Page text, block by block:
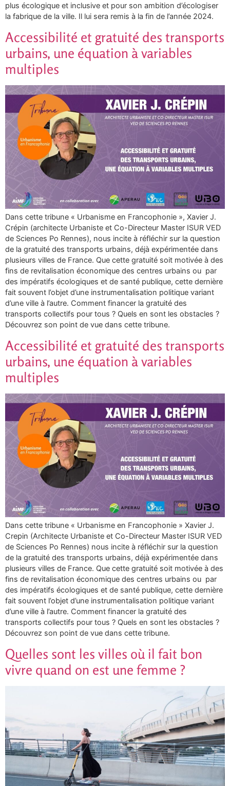
plus écologique et inclusive et pour son ambition d’écologiser
la fabrique de la ville. Il lui sera remis à la fin de l’année 2024.
Accessibilité et gratuité des transports
urbains, une équation à variables
multiples
Dans cette tribune « Urbanisme en Francophonie », Xavier J.
Crépin (architecte Urbaniste et Co-Directeur Master ISUR VED
de Sciences Po Rennes), nous incite à réfléchir sur la question
de la gratuité des transports urbains, déjà expérimentée dans
plusieurs villes de France. Que cette gratuité soit motivée à des
fins de revitalisation économique des centres urbains ou par
des impératifs écologiques et de santé publique, cette dernière
fait souvent l’objet d’une instrumentalisation politique variant
d’une ville à l’autre. Comment financer la gratuité des
transports collectifs pour tous ? Quels en sont les obstacles ?
Découvrez son point de vue dans cette tribune.
Accessibilité et gratuité des transports
urbains, une équation à variables
multiples
Dans cette tribune « Urbanisme en Francophonie » Xavier J.
Crepin (Architecte Urbaniste et Co-Directeur Master ISUR VED
de Sciences Po Rennes) nous incite à réfléchir sur la question
de la gratuité des transports urbains, déjà expérimentée dans
plusieurs villes de France. Que cette gratuité soit motivée à des
fins de revitalisation économique des centres urbains ou par
des impératifs écologiques et de santé publique, cette dernière
fait souvent l’objet d’une instrumentalisation politique variant
d’une ville à l’autre. Comment financer la gratuité des
transports collectifs pour tous ? Quels en sont les obstacles ?
Découvrez son point de vue dans cette tribune.
Quelles sont les villes où il fait bon
vivre quand on est une femme ?